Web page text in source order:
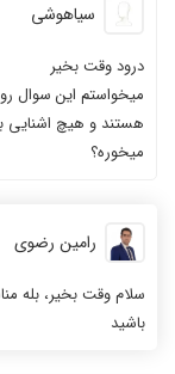
سیاهوشی
درود وقت بخیر
میخواستم این سوال
هستند و هیچ اشنایی
میخوره؟
رامین رضوی
سلام وقت بخیر، بله
باشید